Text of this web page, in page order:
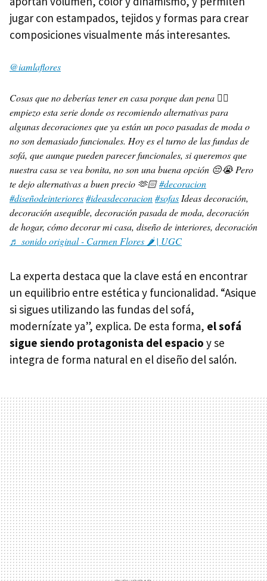
jugar con estampados, tejidos y formas para crear
composiciones visualmente más interesantes.
@iamlaflores
Cosas que no deberías tener en casa porque dan pena 🙂‍↕️
empiezo esta serie donde os recomiendo alternativas para
algunas decoraciones que ya están un poco pasadas de moda o
no son demasiado funcionales. Hoy es el turno de las fundas de
sofá, que aunque pueden parecer funcionales, si queremos que
nuestra casa se vea bonita, no son una buena opción 😔😭 Pero
te dejo alternativas a buen precio 🫶🏻#decoracion
#diseñodeinteriores#ideasdecoracion#sofas Ideas decoración,
decoración asequible, decoración pasada de moda, decoración
de hogar, cómo decorar mi casa, diseño de interiores, decoración
♬ sonido original - Carmen Flores 🌶️ | UGC
La experta destaca que la clave está en encontrar
un equilibrio entre estética y funcionalidad. “Asique
si sigues utilizando las fundas del sofá,
modernízate ya”, explica. De esta forma, el sofá
sigue siendo protagonista del espacio y se
integra de forma natural en el diseño del salón.